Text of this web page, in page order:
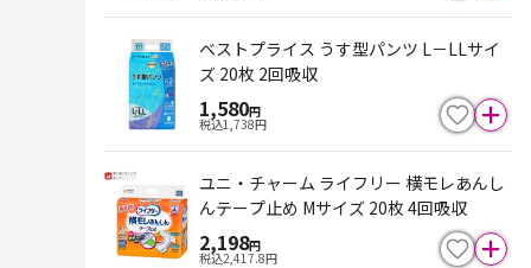
ベストプライス うす型パンツ L－LLサイ
ズ 20枚 2回吸収
1,580円
税込1,738円
ユニ・チャーム ライフリー 横モレあんし
んテープ止め Mサイズ 20枚 4回吸収
2,198円
税込2,417.8円